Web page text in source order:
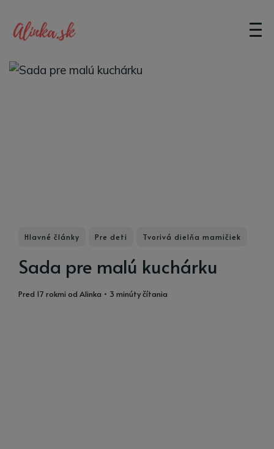
Hlavné články Pre deti Tvorivá dielňa mamičiek
Sada pre malú kuchárku
pred 17 rokmi od Alinka • 3 minúty čítania